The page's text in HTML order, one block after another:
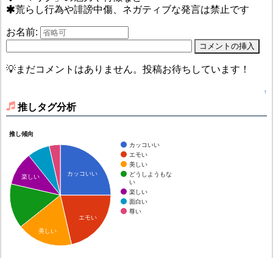
荒らし行為や誹謗中傷、ネガティブな発言は禁止です
お名前:
💡まだコメントはありません。投稿お待ちしています！
↑
推しタグ分析
推し傾向
カッコいい
エモい
美しい
どうしようもな
い
楽しい
面白い
尊い
カッコいい
エモい
楽しい
美しい